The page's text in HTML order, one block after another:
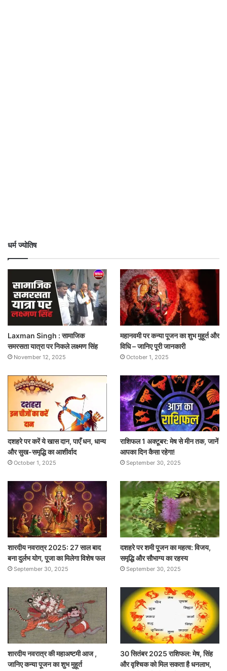
धर्म ज्योतिष
Laxman Singh : सामाजिक
समरसता यात्रा पर निकले लक्ष्मण सिंह
November 12, 2025
महानवमी पर कन्या पूजन का शुभ मुहूर्त और
विधि – जानिए पूरी जानकारी
October 1, 2025
दशहरे पर करें ये खास दान, पाएँ धन, धान्य
और सुख-समृद्धि का आशीर्वाद
October 1, 2025
राशिफल 1 अक्टूबर: मेष से मीन तक, जानें
आपका दिन कैसा रहेगा!
September 30, 2025
शारदीय नवरात्र 2025: 27 साल बाद
बना दुर्लभ योग, पूजा का मिलेगा विशेष फल
September 30, 2025
दशहरे पर शमी पूजन का महत्व: विजय,
समृद्धि और सौभाग्य का रहस्य
September 30, 2025
शारदीय नवरात्र की महाअष्टमी आज ,
जानिए कन्या पूजन का शुभ मुहूर्त
30 सितंबर 2025 राशिफल: मेष, सिंह
और वृश्चिक को मिल सकता है धनलाभ,